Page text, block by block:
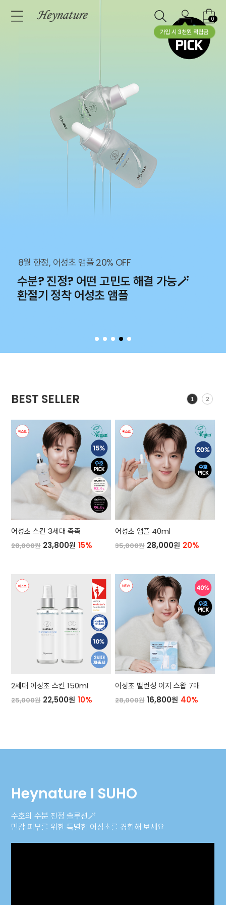
가입 시 3천원 적립금
0
8월 한정, 어성초 앰플 20% OFF
수분? 진정? 어떤 고민도 해결 가능🪄
환절기 정착 어성초 앰플
BEST SELLER 1 2
어성초 스킨 3세대 촉촉
28,000원 23,800원 15%
어성초 앰플 40ml
35,000원 28,000원 20%
2세대 어성초 스킨 150ml
25,000원 22,500원 10%
어성초 밸런싱 이지 스왑 7매
28,000원 16,800원 40%
Heynature l SUHO
수호의 수분 진정 솔루션🪄
민감 피부를 위한 특별한 어성초를 경험해 보세요